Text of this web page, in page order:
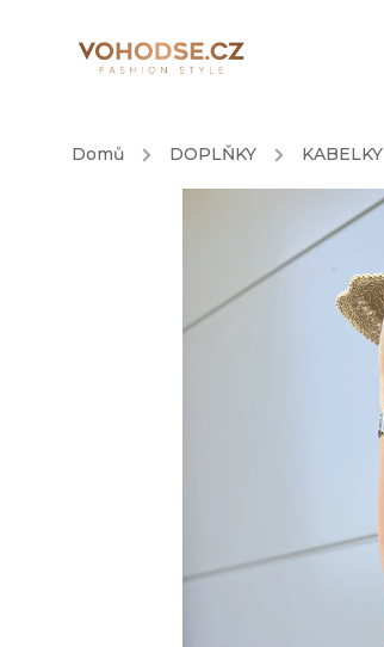
Domů / DOPLŇKY / KABELKY